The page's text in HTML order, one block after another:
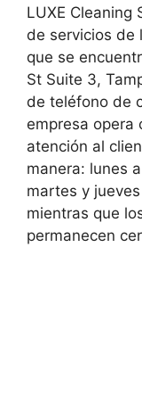
LUXE Cleaning
de servicios de
que se
St Suite 3,
de teléfono de
empresa opera
atención al
manera: lunes
martes y
mientras que
permanecen